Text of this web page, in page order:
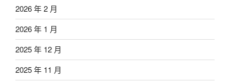
2026 年 2 月
2026 年 1 月
2025 年 12 月
2025 年 11 月